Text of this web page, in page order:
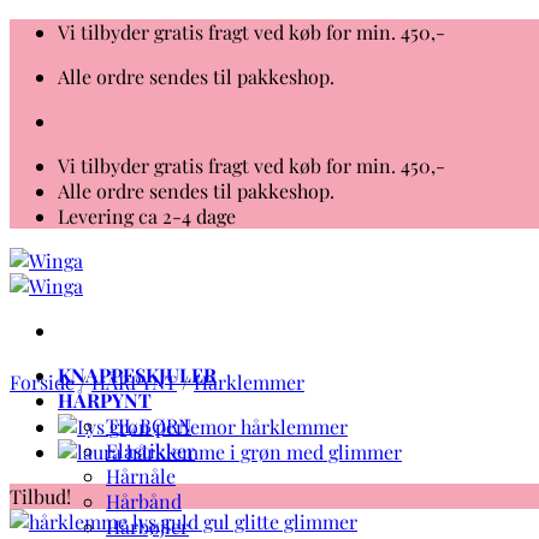
Fortsæt
indhold
Vi tilbyder gratis fragt ved køb for min. 450,-
Alle ordre sendes til pakkeshop.
Vi tilbyder gratis fragt ved køb for min. 450,-
Alle ordre sendes til pakkeshop.
Levering ca 2-4 dage
KNAPPESKJULER
HÅRPYNT
TIL BØRN
Elastikker
Hårnåle
Hårbånd
Hårbøjler
Forside/HÅRPYNT/Hårklemmer
Tilbud!